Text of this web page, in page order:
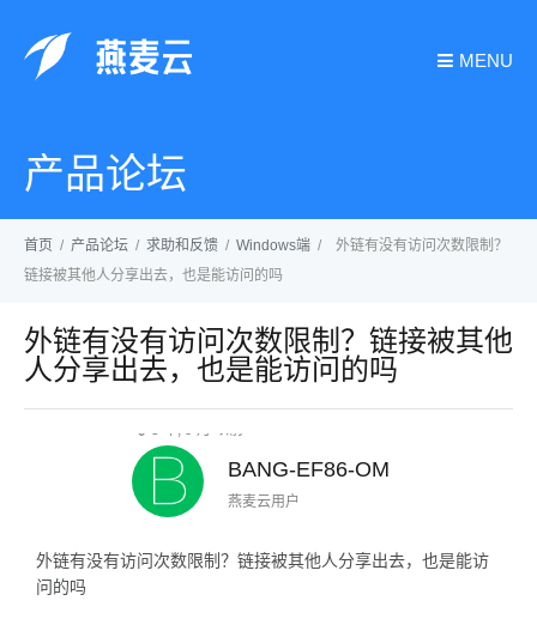
MENU
产品论坛
首页 / 产品论坛 / 求助和反馈 / Windows端 /
外链有没有访问次数限制？
链接被其他人分享出去，也是能访问的吗
外链有没有访问次数限制？链接被其他
人分享出去，也是能访问的吗
3 年, 9 月 以前
BANG-EF86-OM
燕麦云用户
外链有没有访问次数限制？链接被其他人分享出去，也是能访
问的吗